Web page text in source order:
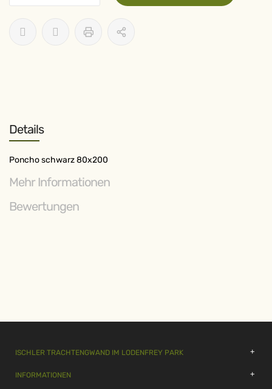
Details
Poncho schwarz 80x200
Mehr Informationen
Bewertungen
ISCHLER TRACHTENGWAND IM LODENFREY PARK
INFORMATIONEN